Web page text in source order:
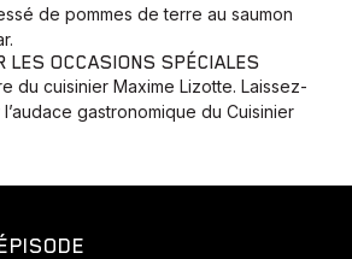
de pommes de terre au saumon
LES OCCASIONS SPÉCIALES
du cuisinier Maxime Lizotte. Laissez-
gastronomique du Cuisinier